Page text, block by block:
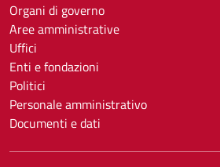
Organi di governo
Aree amministrative
Uffici
Enti e fondazioni
Politici
Personale amministrativo
Documenti e dati